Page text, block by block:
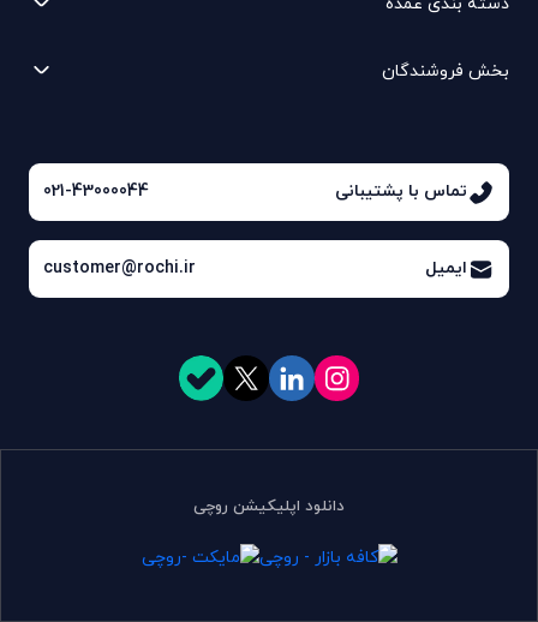
بخش فروشندگان
تماس با پشتیبانی 021-43000044
ایمیل customer@rochi.ir
دانلود اپلیکیشن روچی